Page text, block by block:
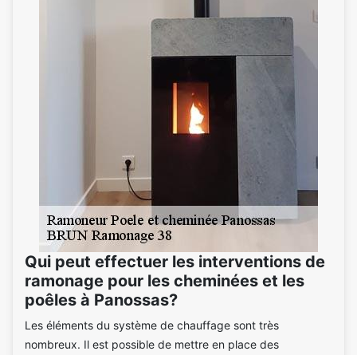
Qui peut effectuer les interventions de
ramonage pour les cheminées et les
poêles à Panossas?
Les éléments du système de chauffage sont très
nombreux. Il est possible de mettre en place des